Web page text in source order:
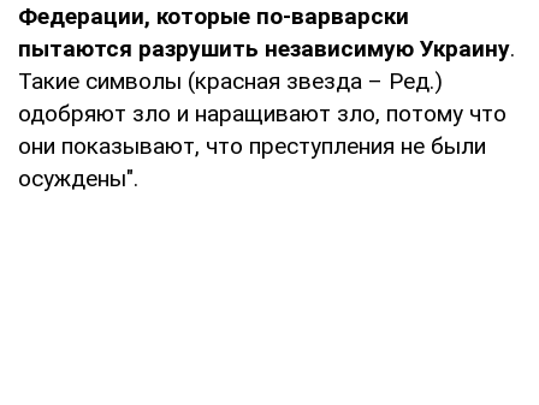
Федерации, которые по-варварски
пытаются разрушить независимую Украину.
Такие символы (красная звезда – Ред.)
одобряют зло и наращивают зло, потому что
они показывают, что преступления не были
осуждены".